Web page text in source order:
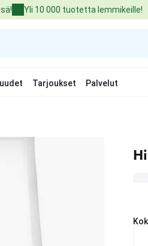
Yli 10 000 tuotetta lemmikeille!
Tarjoukset Palvelut